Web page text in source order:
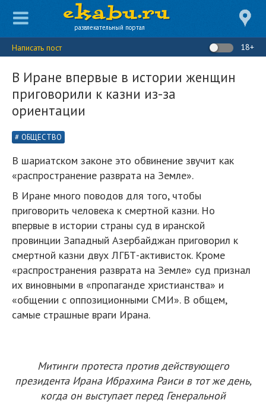
развлекательный портал
Написать пост 18+
В Иране впервые в истории женщин
приговорили к казни из-за
ориентации
ОБЩЕСТВО
В шариатском законе это обвинение звучит как
«распространение разврата на Земле».
В Иране много поводов для того, чтобы
приговорить человека к смертной казни. Но
впервые в истории страны суд в иранской
провинции Западный Азербайджан приговорил к
смертной казни двух ЛГБТ-активисток. Кроме
«распространения разврата на Земле» суд признал
их виновными в «пропаганде христианства» и
«общении с оппозиционными СМИ». В общем,
самые страшные враги Ирана.
Митинги протеста против действующего
президента Ирана Ибрахима Раиси в тот же день,
когда он выступает перед Генеральной